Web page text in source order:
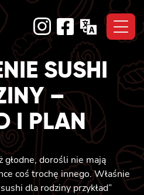
SUSHI
–
I PLAN
głodne, dorośli nie mają
coś trochę innego. Właśnie
dla rodziny przykład”